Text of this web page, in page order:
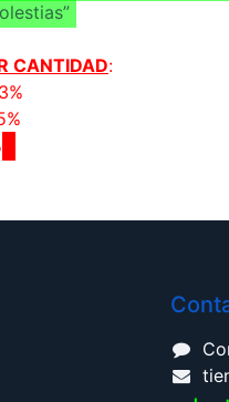
CANTIDAD: